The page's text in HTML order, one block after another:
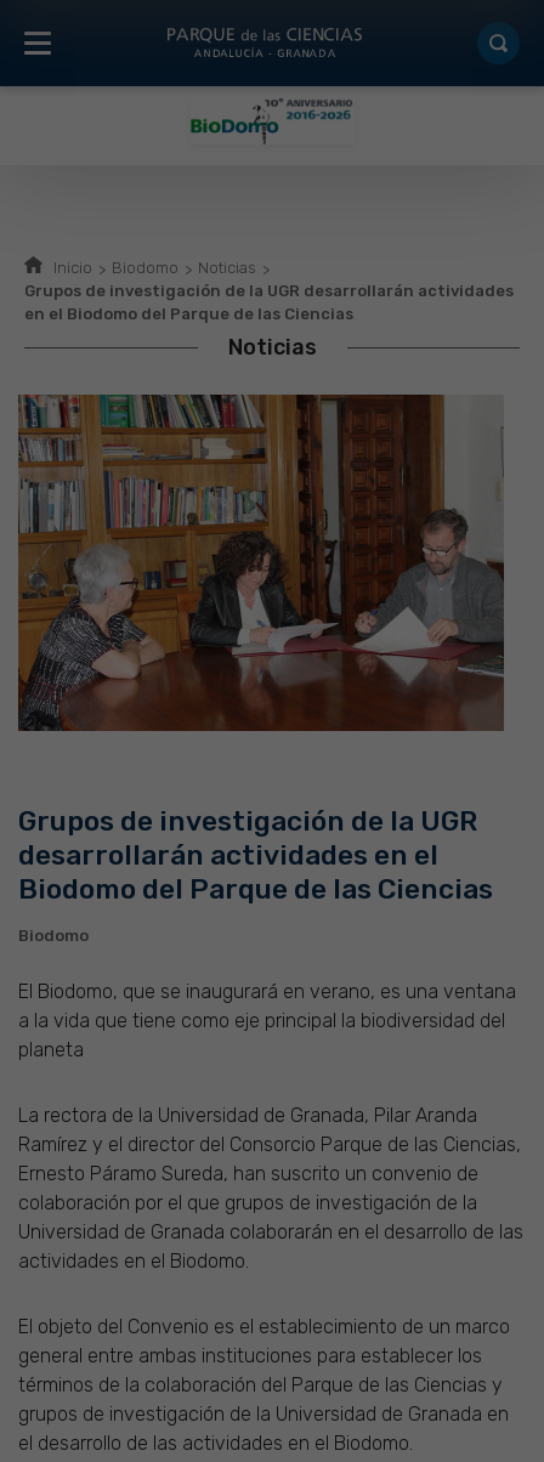
Inicio Biodomo
Noticias
Grupos de investigación de la UGR desarrollarán actividades
en el Biodomo del Parque de las Ciencias
Noticias
Grupos de investigación de la UGR
desarrollarán actividades en el
Biodomo del Parque de las Ciencias
Biodomo
El Biodomo, que se inaugurará en verano, es una ventana
a la vida que tiene como eje principal la biodiversidad del
planeta
La rectora de la Universidad de Granada, Pilar Aranda
Ramírez y el director del Consorcio Parque de las Ciencias,
Ernesto Páramo Sureda, han suscrito un convenio de
colaboración por el que grupos de investigación de la
Universidad de Granada colaborarán en el desarrollo de las
actividades en el Biodomo.
El objeto del Convenio es el establecimiento de un marco
general entre ambas instituciones para establecer los
términos de la colaboración del Parque de las Ciencias y
grupos de investigación de la Universidad de Granada en
el desarrollo de las actividades en el Biodomo.